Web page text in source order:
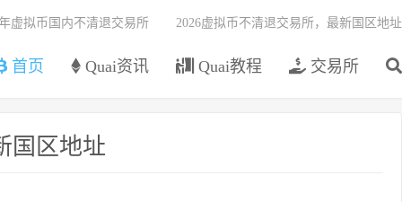
首页 Quai资讯 Quai教程 交易所
虚拟币国内不清退交易所 2026虚拟币不清退交易所，最新国区地址
国区地址